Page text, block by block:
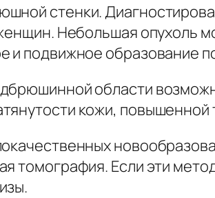
стенки.
Небольшая опухоль
и подвижное образование
области
кожи, повышенной
томография. Если эти